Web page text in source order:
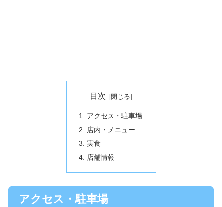
目次
アクセス・駐車場
店内・メニュー
実食
店舗情報
アクセス・駐車場